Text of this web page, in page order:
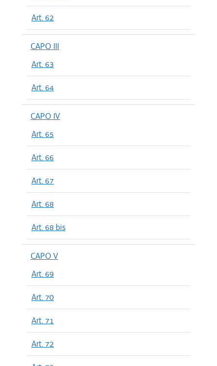
Art. 62
CAPO III
Art. 63
Art. 64
CAPO IV
Art. 65
Art. 66
Art. 67
Art. 68
Art. 68 bis
CAPO V
Art. 69
Art. 70
Art. 71
Art. 72